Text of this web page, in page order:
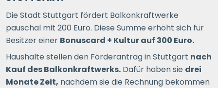
Die Stadt Stuttgart fördert Balkonkraftwerke
pauschal mit 200 Euro. Diese Summe erhöht sich für
Besitzer einer Bonuscard + Kultur auf 300 Euro.
Haushalte stellen den Förderantrag in Stuttgart nach
Kauf des Balkonkraftwerks. Dafür haben sie drei
Monate Zeit, nachdem sie die Rechnung bekommen